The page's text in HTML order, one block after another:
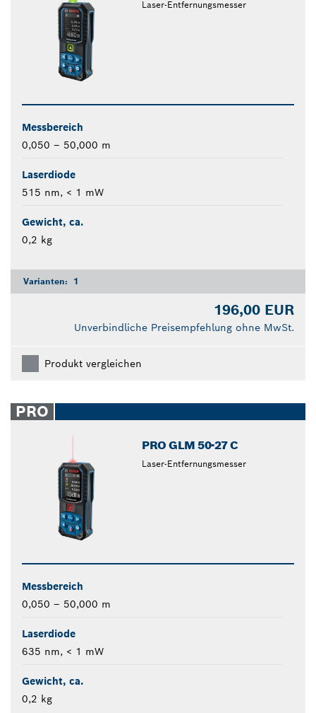
Laser-Entfernungsmesser
Messbereich
0,050 – 50,000 m
Laserdiode
515 nm, < 1 mW
Gewicht, ca.
0,2 kg
Varianten: 1
196,00 EUR
Unverbindliche Preisempfehlung ohne MwSt.
Produkt vergleichen
PRO
PRO GLM 50-27 C
Laser-Entfernungsmesser
Messbereich
0,050 – 50,000 m
Laserdiode
635 nm, < 1 mW
Gewicht, ca.
0,2 kg